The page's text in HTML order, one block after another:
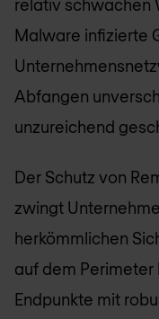
relativ schwachen
Malware infizierte
Abfangen
unzureichend
Der Schutz von
zwingt
herkömmlichen
auf dem Perimeter
Endpunkte mit